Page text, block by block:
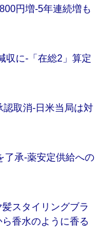
円増‐5年連続増も
収に‐「在総2」算定
認取消‐日米当局は対
了承‐薬安定供給への
髪スタイリングブラ
香水のように香る